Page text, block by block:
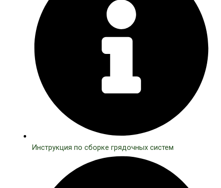
Инструкция по сборке грядочных систем